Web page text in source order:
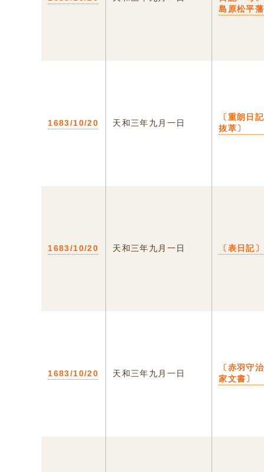
島原松平藩
1683/10/20 天和三年九月一日
〔重朗日記
抜萃〕
1683/10/20 天和三年九月一日 〔表日記〕
1683/10/20 天和三年九月一日
〔赤羽守治
家文書〕